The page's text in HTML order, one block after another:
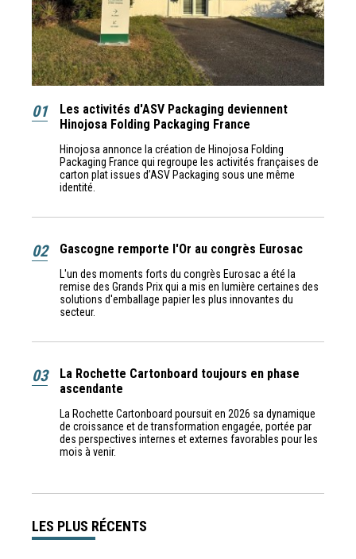
01
Les activités d'ASV Packaging deviennent
Hinojosa Folding Packaging France
Hinojosa annonce la création de Hinojosa Folding
Packaging France qui regroupe les activités françaises de
carton plat issues d’ASV Packaging sous une même
identité.
02 Gascogne remporte l'Or au congrès Eurosac
L'un des moments forts du congrès Eurosac a été la
remise des Grands Prix qui a mis en lumière certaines des
solutions d'emballage papier les plus innovantes du
secteur.
03
La Rochette Cartonboard toujours en phase
ascendante
La Rochette Cartonboard poursuit en 2026 sa dynamique
de croissance et de transformation engagée, portée par
des perspectives internes et externes favorables pour les
mois à venir.
LES PLUS RÉCENTS